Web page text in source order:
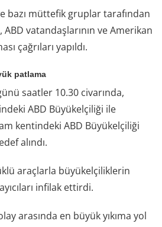
bazı müttefik gruplar tarafından
vatandaşlarının ve Amerikan
çağrıları yapıldı.
patlama
saatler 10.30 civarında,
ABD Büyükelçiliği ile
kentindeki ABD Büyükelçiliği
alındı.
araçlarla büyükelçiliklerin
infilak ettirdi.
arasında en büyük yıkıma yol